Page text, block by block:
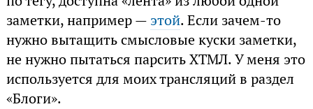
заметки, например — этой. Если зачем-то
нужно вытащить смысловые куски заметки,
не нужно пытаться парсить ХТМЛ. У меня это
используется для моих трансляций в раздел
«Блоги».